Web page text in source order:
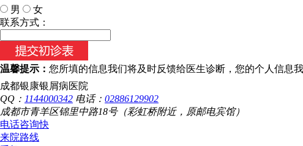
男
女
今天日期：
联系方式：
温馨提示： 您所填的信息我们将及时反馈给医生诊断，您的个人信息
成都银康银屑病医院
QQ： 1144000342 电话： 02886129902
成都市青羊区锦里中路18号（彩虹桥附近，原邮电宾馆）
电话咨询快
来院路线